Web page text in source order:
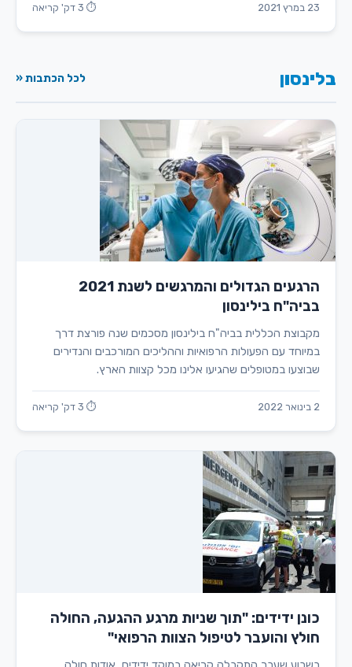
23 במרץ 2021 ⏱ 3 דק' קריאה
בלינסון לכל הכתבות «
הרגעים הגדולים והמרגשים לשנת 2021
בביה"ח בילינסון
מקבוצת הכללית בביה"ח בילינסון מסכמים שנה פורצת דרך
במיוחד עם הפעולות הרפואיות וההליכים המורכבים והנדירים
שבוצעו במטופלים שהגיעו אלינו מכל קצוות הארץ.
2 בינואר 2022 ⏱ 3 דק' קריאה
כונן ידידים: "תוך שניות מרגע ההגעה, החולה
חולץ והועבר לטיפול הצוות הרפואי"